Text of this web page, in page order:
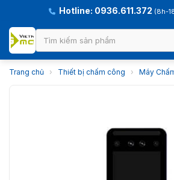
Hotline: 0936.611.372 (8h-
Trang chủ › Thiết bị chấm công › Máy